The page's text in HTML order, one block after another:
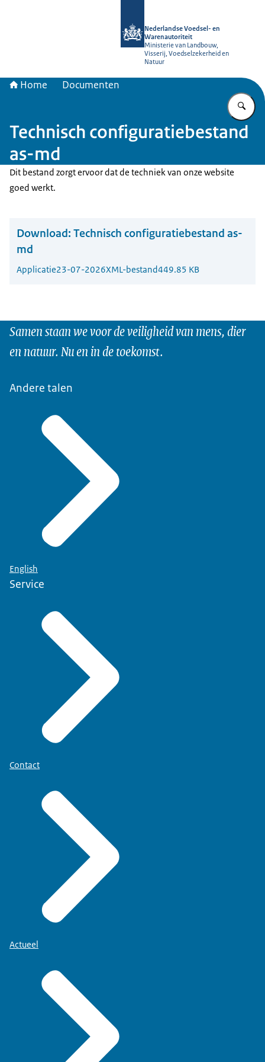
Nederlandse Voedsel- en
Warenautoriteit
Ministerie van Landbouw,
Visserij, Voedselzekerheid en
Natuur
Home Documenten
Technisch configuratiebestand
as-md
Dit bestand zorgt ervoor dat de techniek van onze website
goed werkt.
Download: Technisch configuratiebestand as-
md
Applicatie23-07-2026XML-bestand449.85 KB
Samen staan we voor de veiligheid van mens, dier
en natuur. Nu en in de toekomst.
Andere talen
English
Service
Contact
Actueel